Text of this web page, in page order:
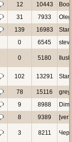
12 10443
31 7933
139 16983
0 6545
0 5180
102 13291
78 15116
9 8988
8 9389
3 8211